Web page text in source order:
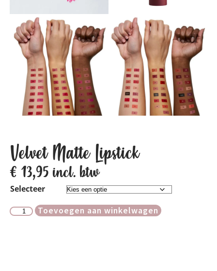
Velvet Matte Lipstick
€13,95 incl. btw
Selecteer
Toevoegen aan winkelwagen